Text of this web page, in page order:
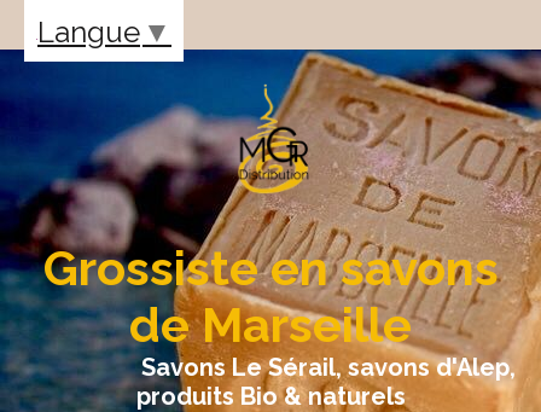
Grossiste en savons
de Marseille
Savons Le Sérail, savons d'Alep,
produits Bio & naturels
Langue ▼